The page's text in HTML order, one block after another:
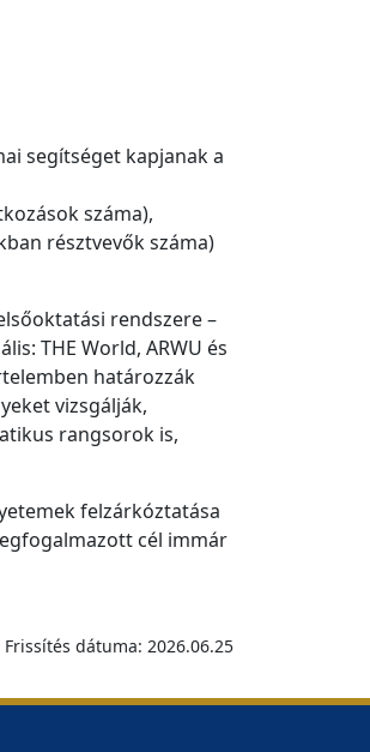
segítséget kapjanak a
száma),
résztvevők száma)
rendszere –
THE World, ARWU és
határozzák
vizsgálják,
rangsorok is,
felzárkóztatása
cél immár
Frissítés dátuma: 2026.06.25